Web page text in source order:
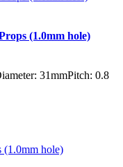
(1.0mm hole)
31mmPitch: 0.8